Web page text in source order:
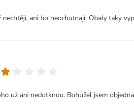
ani ho neochutnají. Obaly taky
už ani nedotknou. Bohužel jsem